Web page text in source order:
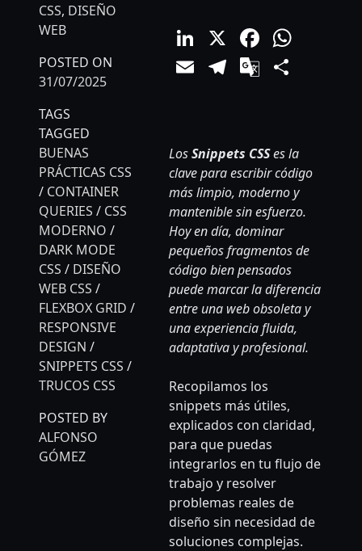
CSS, DISEÑO
WEB
POSTED ON
31/07/2025
TAGS
TAGGED
BUENAS
PRÁCTICAS CSS
/ CONTAINER
QUERIES / CSS
MODERNO /
DARK MODE
CSS / DISEÑO
WEB CSS /
FLEXBOX GRID /
RESPONSIVE
DESIGN /
SNIPPETS CSS /
TRUCOS CSS
POSTED BY
ALFONSO
GÓMEZ
LinkedIn
X
EmailTelegram
Google
LosSnippets CSSes la
clave para escribir código
más limpio, moderno y
mantenible sin esfuerzo.
Hoy en día, dominar
pequeños fragmentos de
código bien pensados
puede marcar la diferencia
entre una web obsoleta y
una experiencia fluida,
adaptativa y profesional.
Recopilamos los
snippets más útiles,
explicados con claridad,
para que puedas
integrarlos en tu flujo de
trabajo y resolver
problemas reales de
diseño sin necesidad de
soluciones complejas.